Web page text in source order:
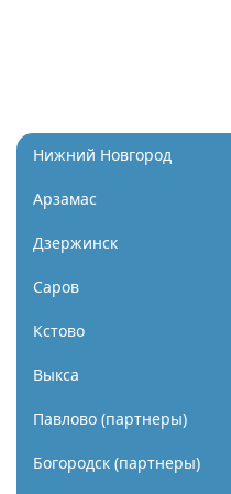
Нижний Новгород
Арзамас
Дзержинск
Саров
Кстово
Выкса
Павлово (партнеры)
Богородск (партнеры)